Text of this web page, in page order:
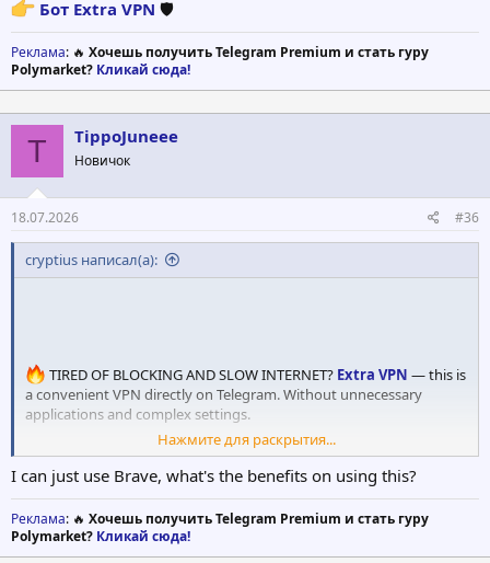
Бот Extra VPN 🛡
Реклама: 🔥 Хочешь получить Telegram Premium и стать гуру
Polymarket? Кликай сюда!
T TippoJuneee
Новичок
18.07.2026 #36
cryptius написал(а):
TIRED OF BLOCKING AND SLOW INTERNET? Extra VPN — this is
a convenient VPN directly on Telegram. Without unnecessary
applications and complex settings.
The main advantages are:
⚡️ Unlimited, fast VPN
It works even with jammers
Multi-device support
Payment: Card /SBP /Crypto
Нажмите для раскрытия...
I can just use Brave, what's the benefits on using this?
Реклама: 🔥 Хочешь получить Telegram Premium и стать гуру
Polymarket? Кликай сюда!